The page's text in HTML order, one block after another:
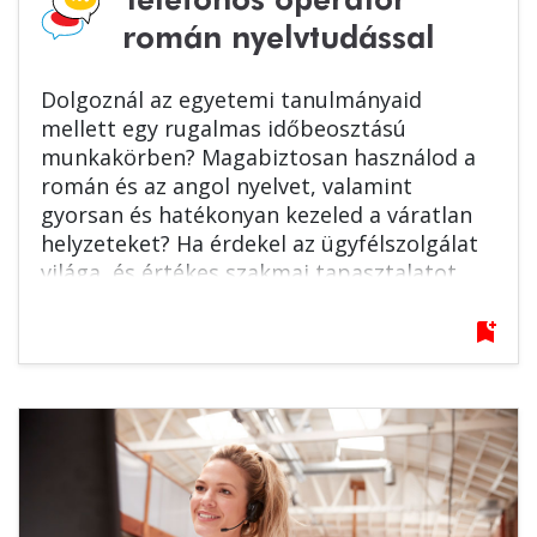
román nyelvtudással
Dolgoznál az egyetemi tanulmányaid
mellett egy rugalmas időbeosztású
munkakörben? Magabiztosan használod a
román és az angol nyelvet, valamint
gyorsan és hatékonyan kezeled a váratlan
helyzeteket? Ha érdekel az ügyfélszolgálat
világa, és értékes szakmai tapasztalatot
bookmark_add